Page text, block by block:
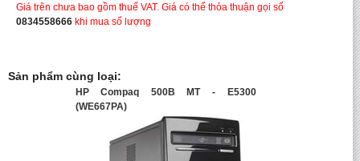
Giá trên chưa bao gồm thuế VAT. Giá có thể thỏa thuận gọi số
0834558666 khi mua số lượng
Sản phẩm cùng loại:
HP Compaq 500B MT - E5300
(WE667PA)